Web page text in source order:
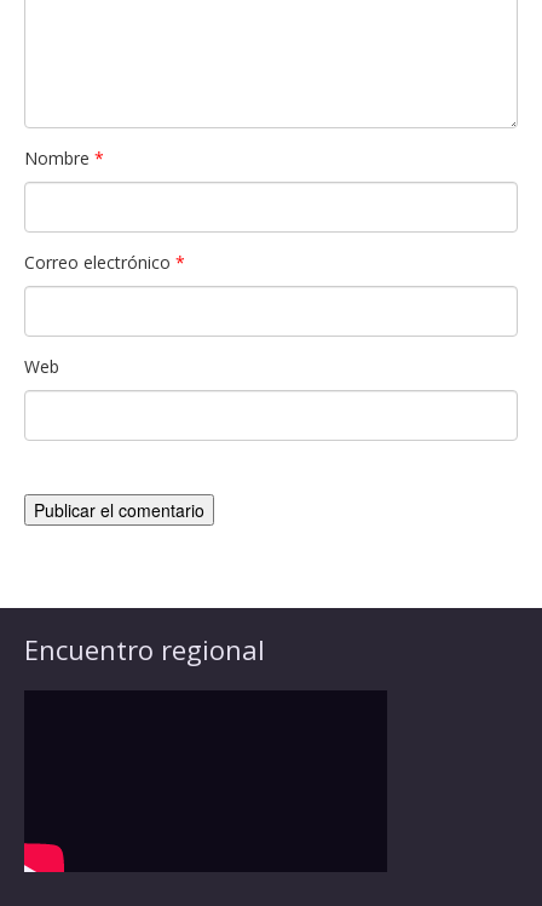
Nombre *
Correo electrónico *
Web
Encuentro regional